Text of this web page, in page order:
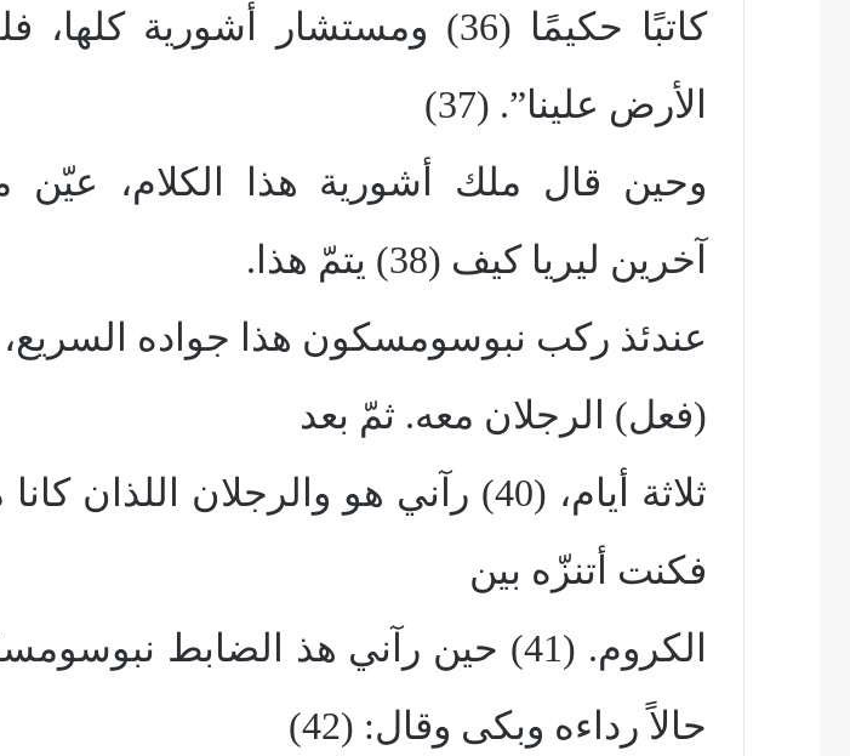
كاتبًا حكيمًا (36) ومستشار أشورية
الأرض علينا”. (37)
وحين قال ملك أشورية هذا الكلام، عيّن
آخرين ليريا كيف (38) يتمّ هذا.
(فعل) الرجلان معه. ثمّ بعد
ثلاثة أيام، (40) رآني هو والرجلان اللذان
فكنت أتنزّه بين
الكروم. (41) حين رآني هذ الضابط
حالاً رداءه وبكى وقال: (42)